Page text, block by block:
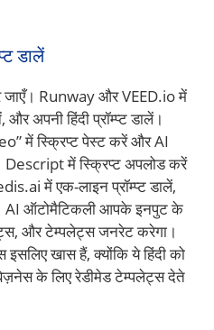
डालें
जाएँ। Runway और VEED.io में
अपनी हिंदी प्रॉम्प्ट डालें।
में स्क्रिप्ट पेस्ट करें और AI
में स्क्रिप्ट अपलोड करें
में एक-लाइन प्रॉम्प्ट डालें,
AI ऑटोमैटिकली आपके इनपुट के
और टेम्पलेट्स जनरेट करेगा।
इसलिए खास हैं, क्योंकि ये हिंदी को
के लिए रेडीमेड टेम्पलेट्स देते